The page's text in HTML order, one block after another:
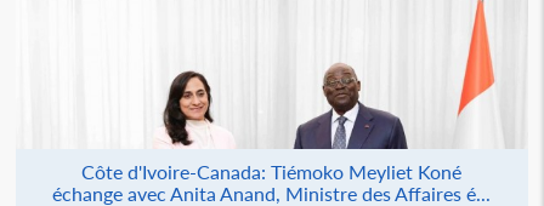
Côte d'Ivoire-Canada: Tiémoko Meyliet Koné
échange avec Anita Anand, Ministre des Affaires é...